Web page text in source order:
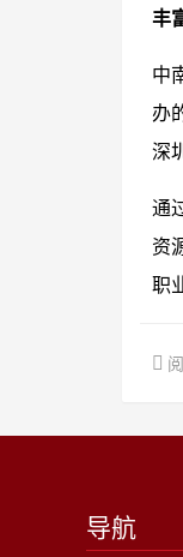
丰
中
办
深
通
资
职
导航